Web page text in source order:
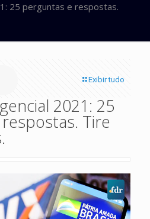
25 perguntas e respostas.
Exibir tudo
2021: 25
Tire